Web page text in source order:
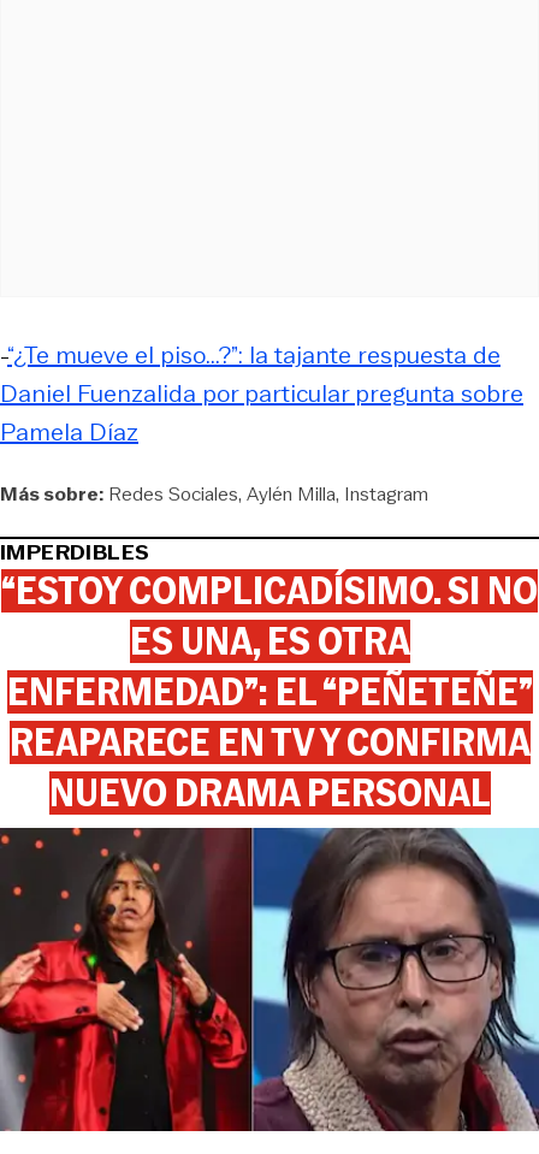
-“¿Te mueve el piso...?”: la tajante respuesta de
Daniel Fuenzalida por particular pregunta sobre
Pamela Díaz
Más sobre: Redes Sociales Aylén Milla Instagram
IMPERDIBLES
“ESTOY COMPLICADÍSIMO. SI NO
ES UNA, ES OTRA
ENFERMEDAD”: EL “PEÑETEÑE”
REAPARECE EN TV Y CONFIRMA
NUEVO DRAMA PERSONAL